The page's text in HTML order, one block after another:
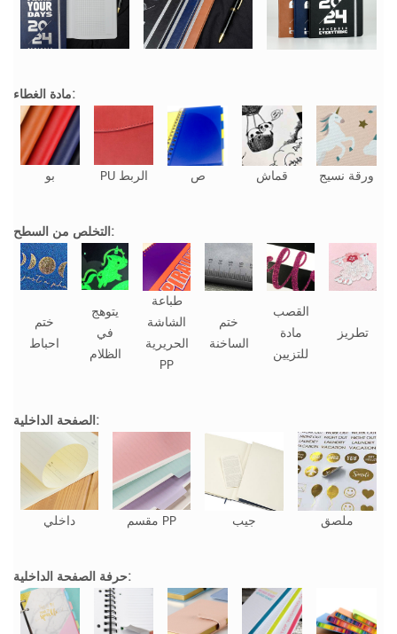
مادة الغطاء:
بو PU الربط ص قماش ورقة نسيج
التخلص من السطح:
ختم
احباط
يتوهج
في
الظلام
طباعة
الشاشة
الحريرية
PP
ختم
الساخنة
القصب
مادة
للتزيين
تطريز
الصفحة الداخلية:
داخلي مقسم PP جيب ملصق
حرفة الصفحة الداخلية: